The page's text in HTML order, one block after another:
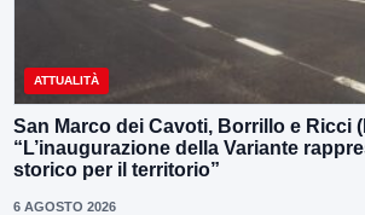
ATTUALITÀ
San Marco dei Cavoti, Borrillo e Ricci
“L’inaugurazione della Variante
storico per il territorio”
6 AGOSTO 2026